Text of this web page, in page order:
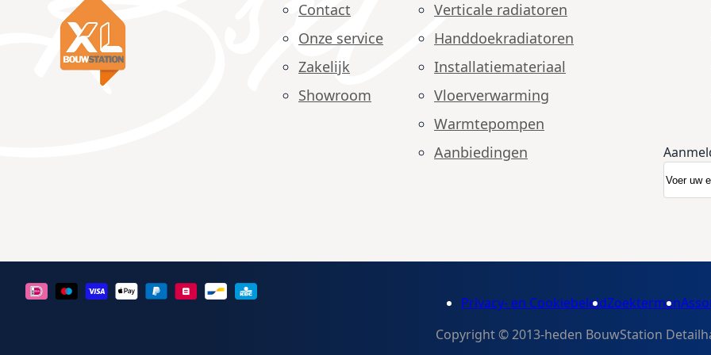
Contact
Onze service
Zakelijk
Showroom
Verticale radiatoren
Handdoekradiatoren
Installatiemateriaal
Vloerverwarming
Warmtepompen
Aanbiedingen
Privacy- en CookiebeleidZoektermen
Copyright © 2013-heden BouwStation